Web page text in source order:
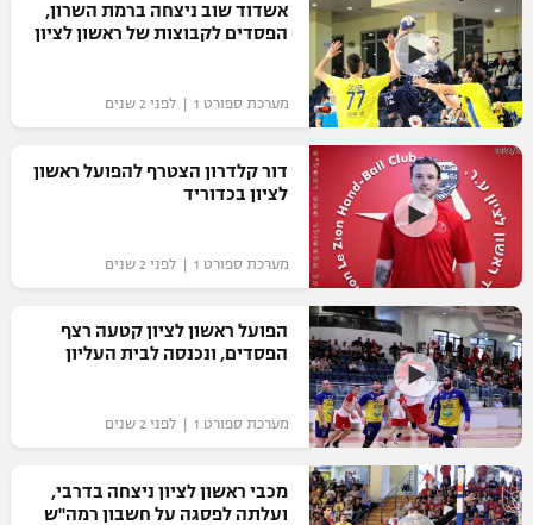
אשדוד שוב ניצחה ברמת השרון,
הפסדים לקבוצות של ראשון לציון
מערכת ספורט 1 | לפני 2 שנים
דור קלדרון הצטרף להפועל ראשון
לציון בכדוריד
מערכת ספורט 1 | לפני 2 שנים
הפועל ראשון לציון קטעה רצף
הפסדים, ונכנסה לבית העליון
מערכת ספורט 1 | לפני 2 שנים
מכבי ראשון לציון ניצחה בדרבי,
ועלתה לפסגה על חשבון רמה"ש